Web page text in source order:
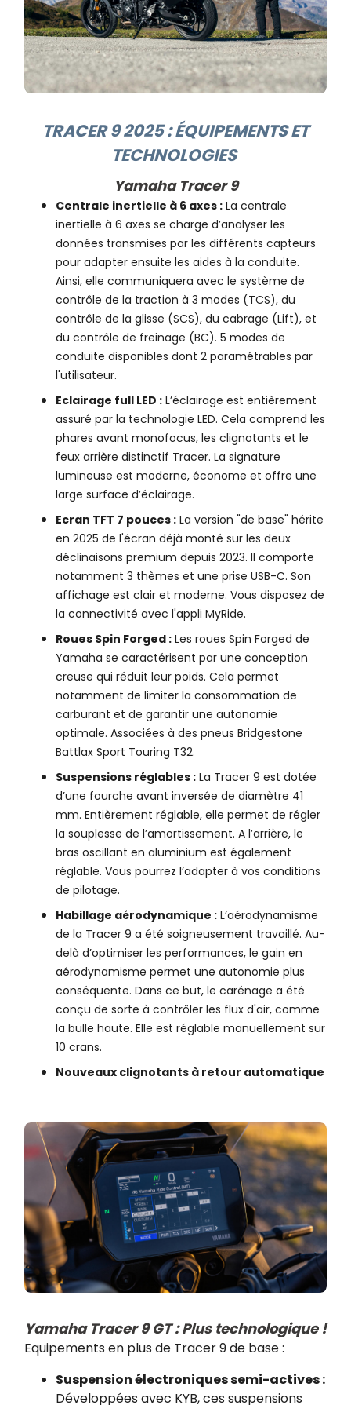
TRACER 9 2025 : ÉQUIPEMENTS ET
TECHNOLOGIES ​
Yamaha Tracer 9
Centrale inertielle à 6 axes : La centrale
inertielle à 6 axes se charge d’analyser les
données transmises par les différents capteurs
pour adapter ensuite les aides à la conduite.
Ainsi, elle communiquera avec le système de
contrôle de la traction à 3 modes (TCS), du
contrôle de la glisse (SCS), du cabrage (Lift), et
du contrôle de freinage (BC). 5 modes de
conduite disponibles dont 2 paramétrables par
l'utilisateur.
Eclairage full LED : L’éclairage est entièrement
assuré par la technologie LED. Cela comprend les
phares avant monofocus, les clignotants et le
feux arrière distinctif Tracer. La signature
lumineuse est moderne, économe et offre une
large surface d’éclairage.
Ecran TFT 7 pouces : La version "de base" hérite
en 2025 de l'écran déjà monté sur les deux
déclinaisons premium depuis 2023. Il comporte
notamment 3 thèmes et une prise USB-C. Son
affichage est clair et moderne. Vous disposez de
la connectivité avec l'appli MyRide.
Roues Spin Forged : Les roues Spin Forged de
Yamaha se caractérisent par une conception
creuse qui réduit leur poids. Cela permet
notamment de limiter la consommation de
carburant et de garantir une autonomie
optimale. Associées à des pneus Bridgestone
Battlax Sport Touring T32.
Suspensions réglables : La Tracer 9 est dotée
d’une fourche avant inversée de diamètre 41
mm. Entièrement réglable, elle permet de régler
la souplesse de l’amortissement. A l’arrière, le
bras oscillant en aluminium est également
réglable. Vous pourrez l’adapter à vos conditions
de pilotage.
Habillage aérodynamique : L’aérodynamisme
de la Tracer 9 a été soigneusement travaillé. Au-
delà d’optimiser les performances, le gain en
aérodynamisme permet une autonomie plus
conséquente. Dans ce but, le carénage a été
conçu de sorte à contrôler les flux d'air, comme
la bulle haute. Elle est réglable manuellement sur
10 crans.
Nouveaux clignotants à retour automatique
Yamaha Tracer 9 GT : Plus technologique !
Equipements en plus de Tracer 9 de base :
Suspension électroniques semi-actives :
Développées avec KYB, ces suspensions